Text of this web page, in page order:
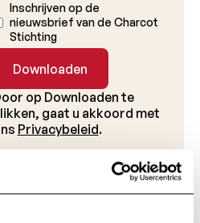
Inschrijven op de
nieuwsbrief van de Charcot
Stichting
op Downloaden te
gaat u akkoord met
Privacybeleid.